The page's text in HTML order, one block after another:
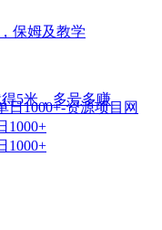
保姆及教学
5米，多号多赚
1000+
1000+